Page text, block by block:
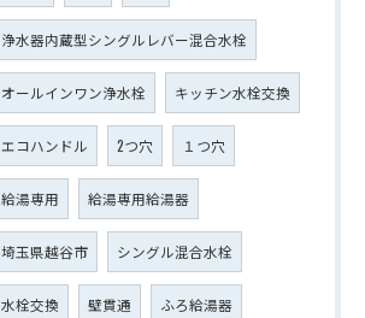
浄水器内蔵型シングルレバー混合水栓
オールインワン浄水栓 キッチン水栓交換
エコハンドル 2つ穴 １つ穴
給湯専用 給湯専用給湯器
埼玉県越谷市 シングル混合水栓
水栓交換 壁貫通 ふろ給湯器